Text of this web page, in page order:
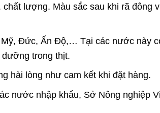
lượng. Màu sắc sau khi rã đông
Đức, Ấn Độ,… Tại các nước này
trong thịt.
hài lòng như cam kết khi đặt hàng.
nước nhập khẩu, Sở Nông nghiệp